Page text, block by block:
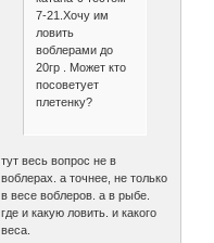
7-21.Хочу им
ловить
воблерами до
20гр . Может кто
посоветует
плетенку?
тут весь вопрос не в
воблерах. а точнее, не только
в весе воблеров. а в рыбе.
где и какую ловить. и какого
веса.